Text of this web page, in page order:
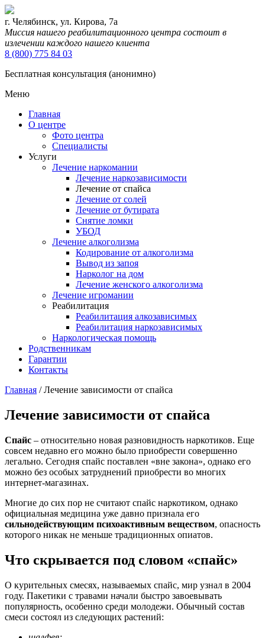
г. Челябинск, ул. Кирова, 7а
Миссия нашего реабилитационного центра состоит в
излечении каждого нашего клиента
8 (800) 775 84 03
Бесплатная консультация (анонимно)
Меню
Главная
О центре
Фото центра
Специалисты
Услуги
Лечение наркомании
Лечение наркозависимости
Лечение от спайса
Лечение от солей
Лечение от бутирата
Снятие ломки
УБОД
Лечение алкоголизма
Кодирование от алкоголизма
Вывод из запоя
Нарколог на дом
Лечение женского алкоголизма
Лечение игромании
Реабилитация
Реабилитация алкозависимых
Реабилитация наркозависимых
Наркологическая помощь
Родственникам
Гарантии
Контакты
Главная /Лечение зависимости от спайса
Лечение зависимости от спайса
Спайс – относительно новая разновидность наркотиков. Еще
совсем недавно его можно было приобрести совершенно
легально. Сегодня спайс поставлен «вне закона», однако его
можно без особых затруднений приобрести во многих
интернет-магазинах.
Многие до сих пор не считают спайс наркотиком, однако
официальная медицина уже давно признала его
сильнодействующим психоактивным веществом, опасность
которого никак не меньше традиционных опиатов.
Что скрывается под словом «спайс»
О курительных смесях, называемых спайс, мир узнал в 2004
году. Пакетики с травами начали быстро завоевывать
популярность, особенно среди молодежи. Обычный состав
смеси состоял из следующих растений: